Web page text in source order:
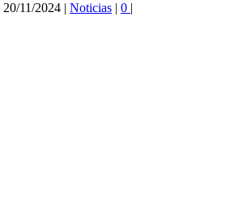
20/11/2024 | Noticias | 0 |